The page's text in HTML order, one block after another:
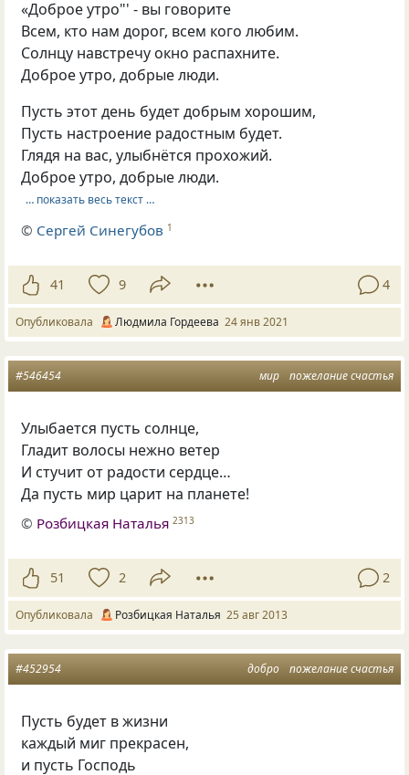
«Доброе утро"' - вы говорите
Всем, кто нам дорог, всем кого любим.
Солнцу навстречу окно распахните.
Доброе утро, добрые люди.
Пусть этот день будет добрым хорошим,
Пусть настроение радостным будет.
Глядя на вас, улыбнётся прохожий.
Доброе утро, добрые люди.
… показать весь текст …
© Сергей Синегубов 1
41 9 4
Опубликовала Людмила Гордеева 24 янв 2021
мир пожелание счастья
#546454
Улыбается пусть солнце,
Гладит волосы нежно ветер
И стучит от радости сердце…
Да пусть мир царит на планете!
© Розбицкая Наталья 2313
51 2 2
Опубликовала Розбицкая Наталья 25 авг 2013
добро пожелание счастья
#452954
Пусть будет в жизни
каждый миг прекрасен,
и пусть Господь